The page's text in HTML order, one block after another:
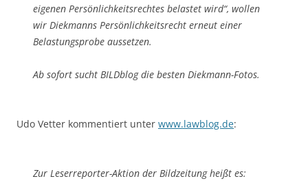
eigenen Persönlichkeitsrechtes belastet wird“, wollen
wir Diekmanns Persönlichkeitsrecht erneut einer
Belastungsprobe aussetzen.
Ab sofort sucht BILDblog die besten Diekmann-Fotos.
Udo Vetter kommentiert unter www.lawblog.de:
Zur Leserreporter-Aktion der Bildzeitung heißt es: